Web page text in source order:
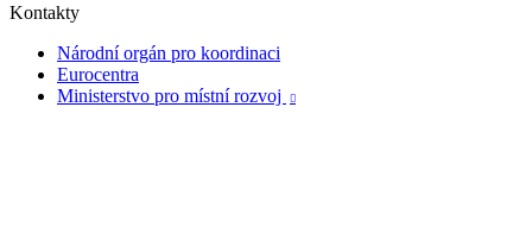
Kontakty
Národní orgán pro koordinaci
Eurocentra
Ministerstvo pro místní rozvoj
